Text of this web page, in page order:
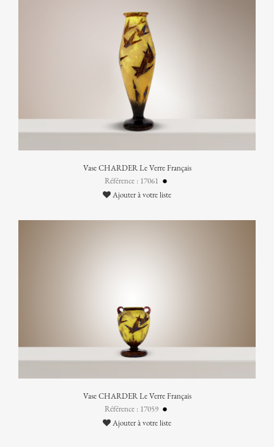
Vase CHARDER Le Verre Français
Référence : 17061
Ajouter à votre liste
Vase CHARDER Le Verre Français
Référence : 17059
Ajouter à votre liste